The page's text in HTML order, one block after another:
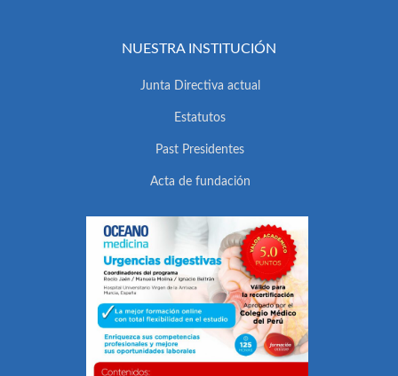
NUESTRA INSTITUCIÓN
Junta Directiva actual
Estatutos
Past Presidentes
Acta de fundación